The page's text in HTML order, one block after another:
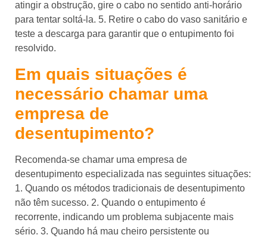
atingir a obstrução, gire o cabo no sentido anti-horário
para tentar soltá-la. 5. Retire o cabo do vaso sanitário e
teste a descarga para garantir que o entupimento foi
resolvido.
Em quais situações é
necessário chamar uma
empresa de
desentupimento?
Recomenda-se chamar uma empresa de
desentupimento especializada nas seguintes situações:
1. Quando os métodos tradicionais de desentupimento
não têm sucesso. 2. Quando o entupimento é
recorrente, indicando um problema subjacente mais
sério. 3. Quando há mau cheiro persistente ou